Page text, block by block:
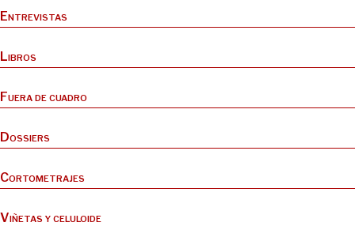
Entrevistas
Libros
Fuera de cuadro
Dossiers
Cortometrajes
Viñetas y celuloide